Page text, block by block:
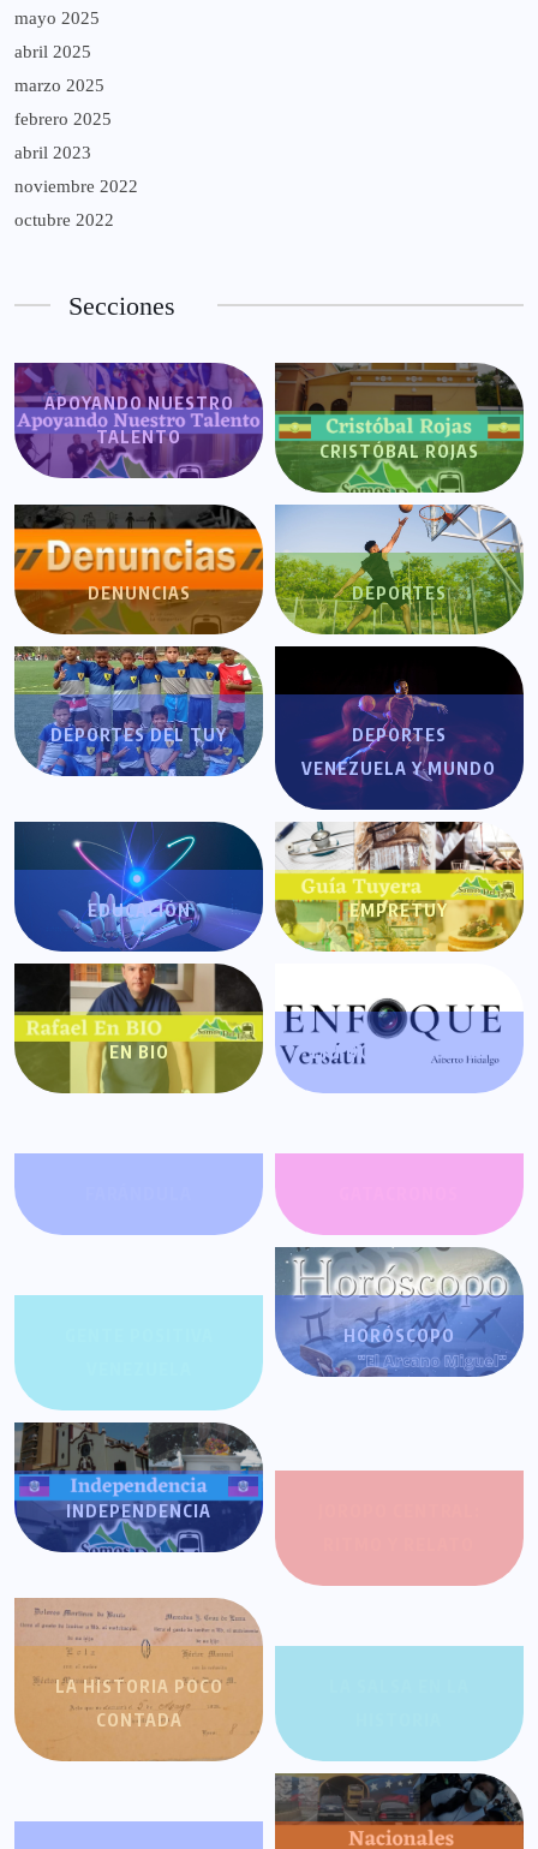
mayo 2025
abril 2025
marzo 2025
febrero 2025
abril 2023
noviembre 2022
octubre 2022
Secciones
APOYANDO NUESTRO
TALENTO
CRISTÓBAL ROJAS
DENUNCIAS DEPORTES
DEPORTES DEL TUY
DEPORTES
VENEZUELA Y MUNDO
EDUCACIÓN EMPRETUY
EN BIO ENFOQUE VERSÁTIL
HORÓSCOPO
INDEPENDENCIA
LA HISTORIA POCO
CONTADA